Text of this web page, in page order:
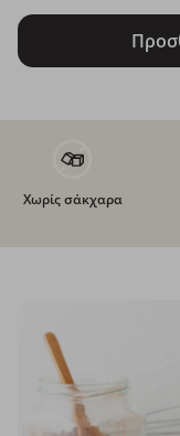
Χωρίς σάκχαρα